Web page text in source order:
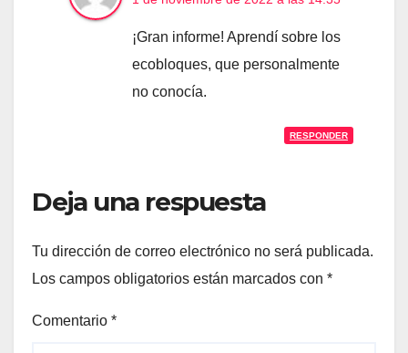
¡Gran informe! Aprendí sobre los
ecobloques, que personalmente
no conocía.
RESPONDER
Deja una respuesta
Tu dirección de correo electrónico no será publicada.
Los campos obligatorios están marcados con *
Comentario *